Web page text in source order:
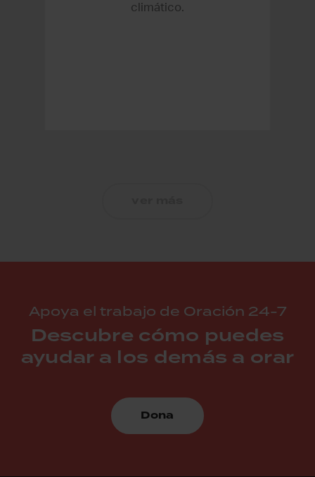
climático.
Apoya el trabajo de Oración 24-7
Descubre cómo puedes
ayudar a los demás a orar
Dona